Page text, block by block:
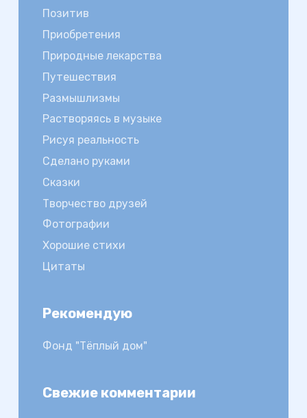
Позитив
Приобретения
Природные лекарства
Путешествия
Размышлизмы
Растворяясь в музыке
Рисуя реальность
Сделано руками
Сказки
Творчество друзей
Фотографии
Хорошие стихи
Цитаты
Рекомендую
Фонд "Тёплый дом"
Свежие комментарии